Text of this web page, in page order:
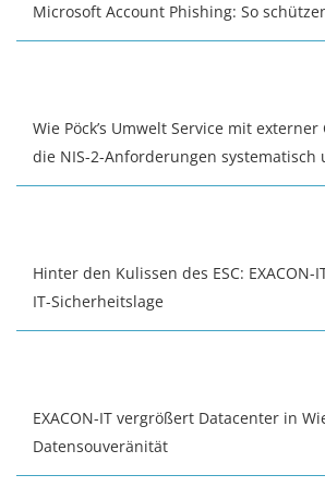
Microsoft Account Phishing: So
Wie Pöck’s Umwelt Service mit
die NIS-2-Anforderungen systematisch
Hinter den Kulissen des ESC:
IT-Sicherheitslage
EXACON-IT vergrößert Datacenter in
Datensouveränität